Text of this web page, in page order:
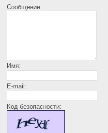
Сообщение:
Имя:
E-mail:
Код безопасности: